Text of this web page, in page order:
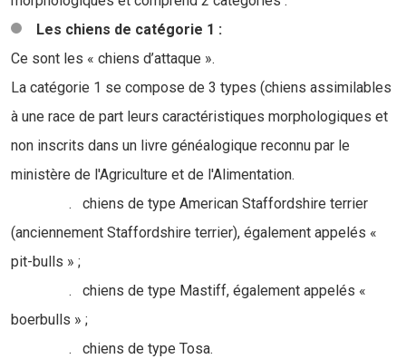
Les chiens de catégorie 1 :
Ce sont les « chiens d’attaque ».
La catégorie 1 se compose de 3 types (chiens assimilables
à une race de part leurs caractéristiques morphologiques et
non inscrits dans un livre généalogique reconnu par le
ministère de l'Agriculture et de l'Alimentation.
. chiens de type American Staffordshire terrier
(anciennement Staffordshire terrier), également appelés «
pit-bulls » ;
. chiens de type Mastiff, également appelés «
boerbulls » ;
. chiens de type Tosa.